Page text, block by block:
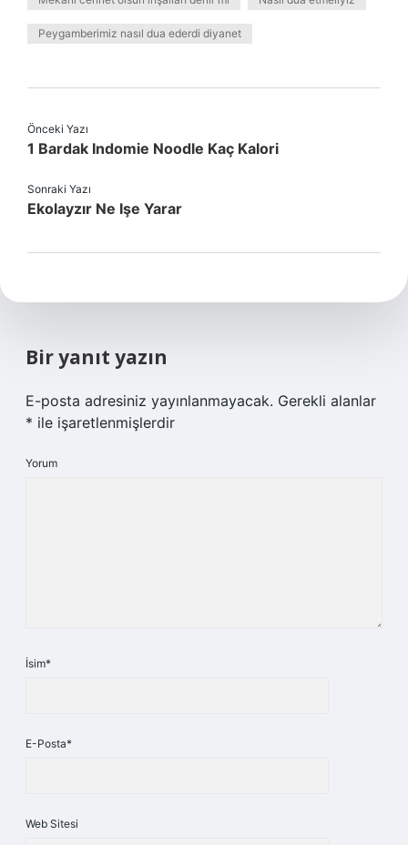
Peygamberimiz nasıl dua ederdi diyanet
Önceki Yazı
1 Bardak Indomie Noodle Kaç Kalori
Sonraki Yazı
Ekolayzır Ne Işe Yarar
Bir yanıt yazın
E-posta adresiniz yayınlanmayacak. Gerekli alanlar
* ile işaretlenmişlerdir
Yorum
İsim*
E-Posta*
Web Sitesi